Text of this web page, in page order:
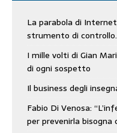
La parabola di
strumento di
I mille volti di Gian
di ogni sospetto
Il business degli
Fabio Di Venosa:
per prevenirla bisogna